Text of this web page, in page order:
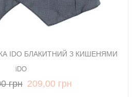
IDO БЛАКИТНИЙ З КИШЕНЯМИ
iDO
грн 209,00 грн